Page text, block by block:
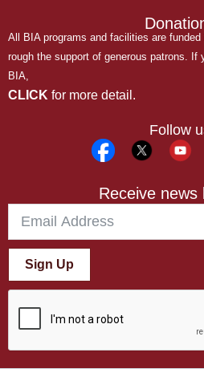
All BIA programs and facilities are funded
rough the support of generous patrons. If
BIA,
CLICK for more detail.
Follow
Receive news
Sign Up